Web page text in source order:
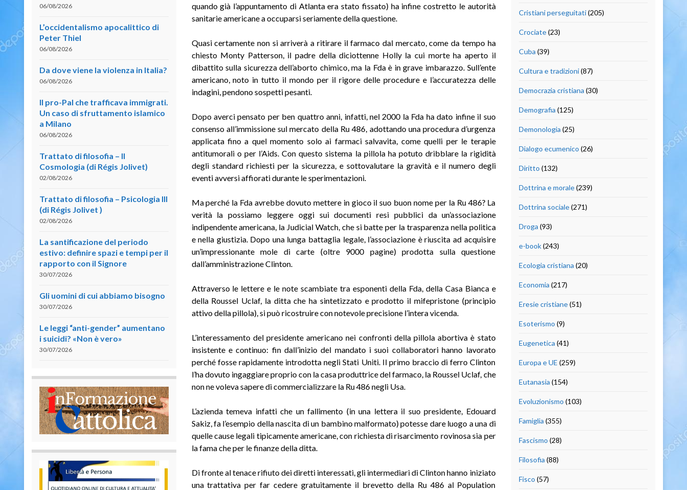
quando già l’appuntamento di Atlanta era stato fissato) ha infine costretto le autorità
sanitarie americane a occuparsi seriamente della questione.
Quasi certamente non si arriverà a ritirare il farmaco dal mercato, come da tempo ha
chiesto Monty Patterson, il padre della diciottenne Holly la cui morte ha aperto il
dibattito sulla sicurezza dell’aborto chimico, ma la Fda è in grave imbarazzo. Sull’ente
americano, noto in tutto il mondo per il rigore delle procedure e l’accuratezza delle
indagini, pendono sospetti pesanti.
Dopo averci pensato per ben quattro anni, infatti, nel 2000 la Fda ha dato infine il suo
consenso all’immissione sul mercato della Ru 486, adottando una procedura d’urgenza
applicata fino a quel momento solo ai farmaci salvavita, come quelli per le terapie
antitumorali o per l’Aids. Con questo sistema la pillola ha potuto dribblare la rigidità
degli standard richiesti per la sicurezza, e sottovalutare la gravità e il numero degli
eventi avversi affiorati durante le sperimentazioni.
Ma perché la Fda avrebbe dovuto mettere in gioco il suo buon nome per la Ru 486? La
verità la possiamo leggere oggi sui documenti resi pubblici da un’associazione
indipendente americana, la Judicial Watch, che si batte per la trasparenza nella politica
e nella giustizia. Dopo una lunga battaglia legale, l’associazione è riuscita ad acquisire
un’impressionante mole di carte (oltre 9000 pagine) prodotta sulla questione
dall’amministrazione Clinton.
Attraverso le lettere e le note scambiate tra esponenti della Fda, della Casa Bianca e
della Roussel Uclaf, la ditta che ha sintetizzato e prodotto il mifepristone (principio
attivo della pillola), si può ricostruire con notevole precisione l’intera vicenda.
L’interessamento del presidente americano nei confronti della pillola abortiva è stato
insistente e continuo: fin dall’inizio del mandato i suoi collaboratori hanno lavorato
perché fosse rapidamente introdotta negli Stati Uniti. Il primo braccio di ferro Clinton
l’ha dovuto ingaggiare proprio con la casa produttrice del farmaco, la Roussel Uclaf, che
non ne voleva sapere di commercializzare la Ru 486 negli Usa.
L’azienda temeva infatti che un fallimento (in una lettera il suo presidente, Edouard
Sakiz, fa l’esempio della nascita di un bambino malformato) potesse dare luogo a una di
quelle cause legali tipicamente americane, con richiesta di risarcimento rovinosa sia per
la fama che per le finanze della ditta.
Di fronte al tenace rifiuto dei diretti interessati, gli intermediari di Clinton hanno iniziato
una trattativa per far cedere gratuitamente il brevetto della Ru 486 al Population
06/08/2026
L’occidentalismo apocalittico di
Peter Thiel
06/08/2026
Da dove viene la violenza in Italia?
06/08/2026
Il pro-Pal che trafficava immigrati.
Un caso di sfruttamento islamico
a Milano
06/08/2026
Trattato di filosofia – II
Cosmologia (di Régis Jolivet)
02/08/2026
Trattato di filosofia – Psicologia III
(di Régis Jolivet )
02/08/2026
La santificazione del periodo
estivo: definire spazi e tempi per il
rapporto con il Signore
30/07/2026
Gli uomini di cui abbiamo bisogno
30/07/2026
Le leggi “anti-gender” aumentano
i suicidi? «Non è vero»
30/07/2026
Cristiani perseguitati(205)
Crociate(23)
Cuba (39)
Cultura e tradizioni(87)
Democrazia cristiana (30)
Demografia (125)
Demonologia (25)
Dialogo ecumenico (26)
Diritto (132)
Dottrina e morale(239)
Dottrina sociale(271)
Droga (93)
e-book(243)
Ecologia cristiana (20)
Economia (217)
Eresie cristiane(51)
Esoterismo (9)
Eugenetica (41)
Europa e UE (259)
Eutanasia (154)
Evoluzionismo (103)
Famiglia (355)
Fascismo (28)
Filosofia (88)
Fisco (57)